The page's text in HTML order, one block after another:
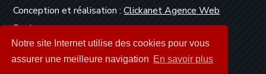
Notre site Internet utilise des cookies pour vous
assurer une meilleure navigation En savoir plus
Conception et réalisation :Clickanet Agence Web
Dunkerque